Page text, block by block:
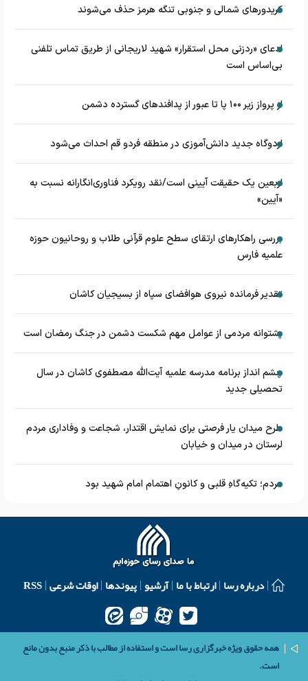
کریدورهای شمالی و جنوبی تنگه هرمز حذف می‌شوند
ادعای «ردزنی محل استقرار» شهید لاریجانی از طریق تماس تلفنی
بی‌اساس است
از پرواز زیر ۱۰۰ پا تا عبور از پدافند‌های گسترده دشمن
اردوگاه جدید دانش‌آموزی در منطقه فردو قم احداث می‌شود
اربعین یک حقیقت آیینی است/نقد رویکرد فناوری‌انگارانه نسبت به
«آیین»
بررسی راهکارهای ارتقای سطح علوم قرآنی طلاب و روحانیون حوزه
علمیه فارس
تقدیر فرمانده نیروی هوافضای سپاه از بسیجیان کاشان
پشتوانه مردمی از عوامل مهم شکست دشمن در جنگ رمضان است
چشم‌ انداز برنامه مدرسه علمیه آیت‌الله مصطفوی کاشان در سال
تحصیلی جدید
طرح میدان یار فرصتی برای نمایش اقتدار، شجاعت و وفاداری مردم
لرستان در میدان و خیابان
مردم؛ تکیه‌گاهِ قلبی و کانونِ اهتمام امام شهید بود
درباره رسا ارتباط با ما آرشیو پیوندها اوقات شرعی RSS
همه حقوق ویژه خبرگزاری رسا است و استفاده از مطالب با ذکر منبع بدون مانع
است.